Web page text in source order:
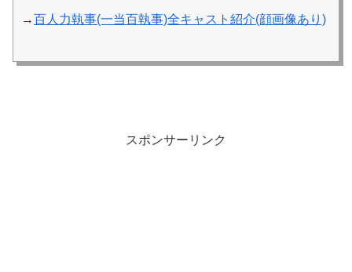
→百人力執事(一当百執事)全キャスト紹介(顔画像あり)
スポンサーリンク